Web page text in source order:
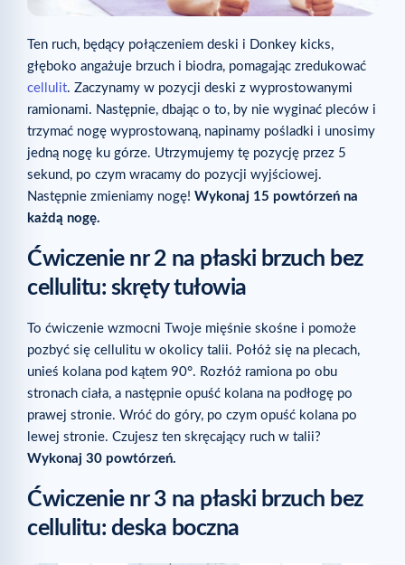
Ten ruch, będący połączeniem deski i Donkey kicks,
głęboko angażuje brzuch i biodra, pomagając zredukować
cellulit. Zaczynamy w pozycji deski z wyprostowanymi
ramionami. Następnie, dbając o to, by nie wyginać pleców i
trzymać nogę wyprostowaną, napinamy pośladki i unosimy
jedną nogę ku górze. Utrzymujemy tę pozycję przez 5
sekund, po czym wracamy do pozycji wyjściowej.
Następnie zmieniamy nogę! Wykonaj 15 powtórzeń na
każdą nogę.
Ćwiczenie nr 2 na płaski brzuch bez
cellulitu: skręty tułowia
To ćwiczenie wzmocni Twoje mięśnie skośne i pomoże
pozbyć się cellulitu w okolicy talii. Połóż się na plecach,
unieś kolana pod kątem 90°. Rozłóż ramiona po obu
stronach ciała, a następnie opuść kolana na podłogę po
prawej stronie. Wróć do góry, po czym opuść kolana po
lewej stronie. Czujesz ten skręcający ruch w talii?
Wykonaj 30 powtórzeń.
Ćwiczenie nr 3 na płaski brzuch bez
cellulitu: deska boczna